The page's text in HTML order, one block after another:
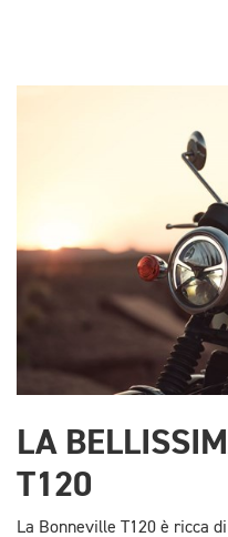
LA
T120
La Bonneville T120 è ricca